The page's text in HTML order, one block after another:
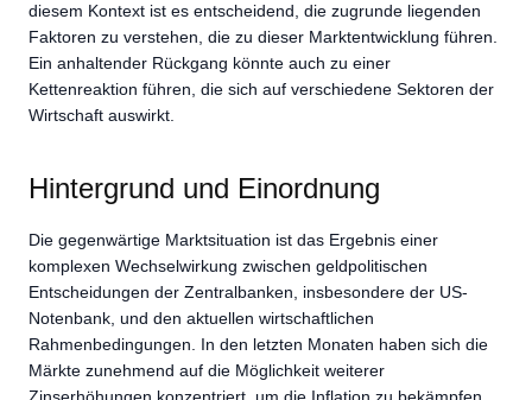
diesem Kontext ist es entscheidend, die zugrunde liegenden
Faktoren zu verstehen, die zu dieser Marktentwicklung führen.
Ein anhaltender Rückgang könnte auch zu einer
Kettenreaktion führen, die sich auf verschiedene Sektoren der
Wirtschaft auswirkt.
Hintergrund und Einordnung
Die gegenwärtige Marktsituation ist das Ergebnis einer
komplexen Wechselwirkung zwischen geldpolitischen
Entscheidungen der Zentralbanken, insbesondere der US-
Notenbank, und den aktuellen wirtschaftlichen
Rahmenbedingungen. In den letzten Monaten haben sich die
Märkte zunehmend auf die Möglichkeit weiterer